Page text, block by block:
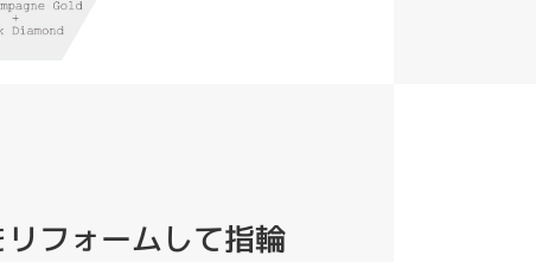
フォームして指輪